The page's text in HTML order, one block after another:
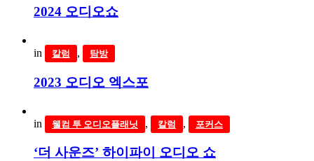
2024 오디오쇼
in 칼럼 , 탐방
2023 오디오 엑스포
in 웰컴 투 오디오플래닛 , 칼럼 , 포커스
‘더 사운즈’ 하이파이 오디오 쇼